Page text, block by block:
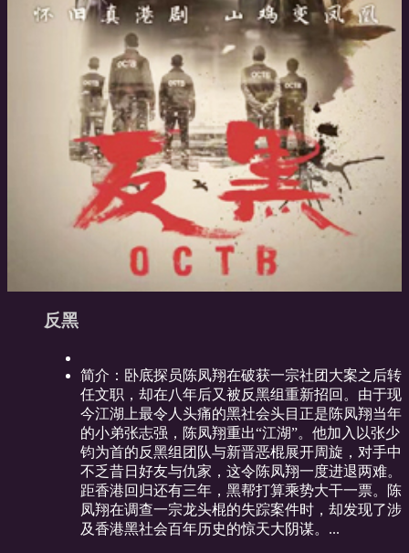
反黑
简介： 卧底探员陈凤翔在破获一宗社团大案之后转
任文职，却在八年后又被反黑组重新招回。由于现
今江湖上最令人头痛的黑社会头目正是陈凤翔当年
的小弟张志强，陈凤翔重出“江湖”。他加入以张少
钧为首的反黑组团队与新晋恶棍展开周旋，对手中
不乏昔日好友与仇家，这令陈凤翔一度进退两难。
距香港回归还有三年，黑帮打算乘势大干一票。陈
凤翔在调查一宗龙头棍的失踪案件时，却发现了涉
及香港黑社会百年历史的惊天大阴谋。...